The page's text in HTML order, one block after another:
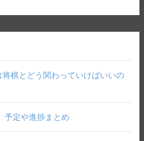
棋とどう関わっていけばいいの
予定や進捗まとめ